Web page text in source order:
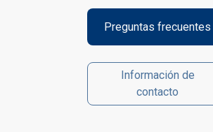
Preguntas frecuentes
Información de
contacto